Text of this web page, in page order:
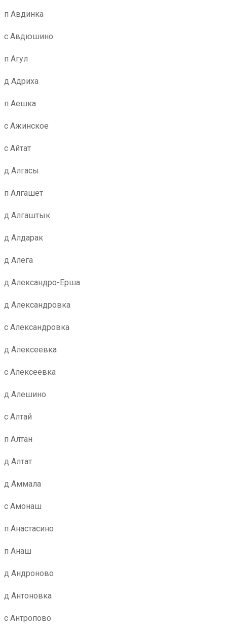
п Авдинка
с Авдюшино
п Агул
д Адриха
п Аешка
с Ажинское
с Айтат
д Алгасы
п Алгашет
д Алгаштык
д Алдарак
д Алега
д Александро-Ерша
д Александровка
с Александровка
д Алексеевка
с Алексеевка
д Алешино
с Алтай
п Алтан
д Алтат
д Аммала
с Амонаш
п Анастасино
п Анаш
д Андроново
д Антоновка
с Антропово